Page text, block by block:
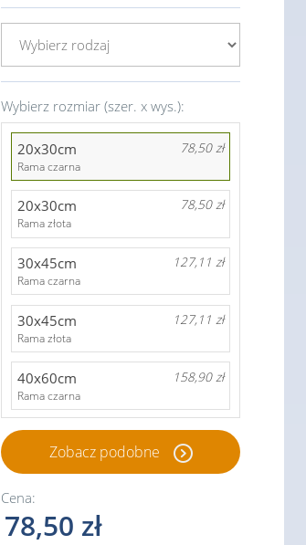
Wybierz rozmiar (szer. x wys.):
20x30cm 78,50 zł
Rama czarna
20x30cm 78,50 zł
Rama złota
30x45cm 127,11 zł
Rama czarna
30x45cm 127,11 zł
Rama złota
40x60cm 158,90 zł
Rama czarna
Zobacz podobne
Cena:
78,50 zł